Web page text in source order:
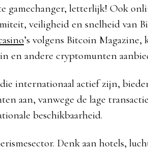
gamechanger, letterlijk! Ook
veiligheid en snelheid van
’s volgens Bitcoin
en andere cryptomunten
internationaal actief zijn,
aan, vanwege de lage
beschikbaarheid.
Denk aan hotels,